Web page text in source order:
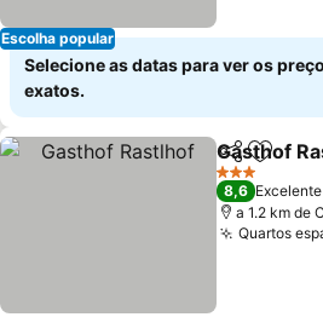
Escolha popular
Selecione as datas para ver os
exatos.
Partilhar
Gasthof
3 Estrelas
8,6 Excelente
a 1.2 km de
Quartos